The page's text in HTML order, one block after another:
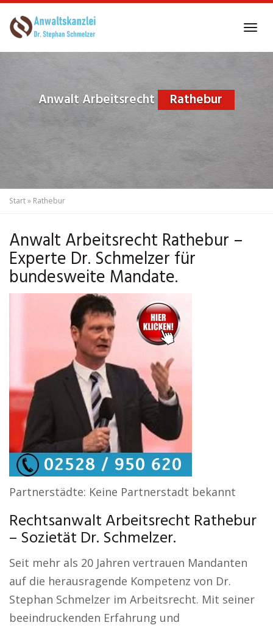
to
Anwalt Arbeitsrecht Rathebur
Start» Rathebur
Anwalt Arbeitsrecht Rathebur –
Experte Dr. Schmelzer für
bundesweite Mandate.
Partnerstädte: Keine Partnerstadt bekannt
Rechtsanwalt Arbeitsrecht Rathebur
– Sozietät Dr. Schmelzer.
Seit mehr als 20 Jahren vertrauen Mandanten
auf die herausragende Kompetenz von Dr.
Stephan Schmelzer im Arbeitsrecht. Mit seiner
beeindruckenden Erfahrung und